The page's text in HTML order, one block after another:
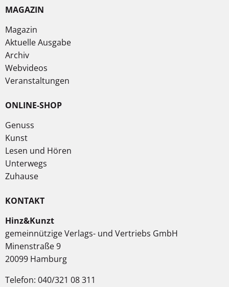
MAGAZIN
Magazin
Aktuelle Ausgabe
Archiv
Webvideos
Veranstaltungen
ONLINE-SHOP
Genuss
Kunst
Lesen und Hören
Unterwegs
Zuhause
KONTAKT
Hinz&Kunzt
gemeinnützige Verlags- und Vertriebs GmbH
Minenstraße 9
20099 Hamburg
Telefon: 040/321 08 311